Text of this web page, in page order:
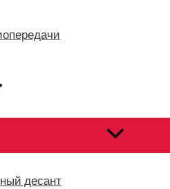
десант